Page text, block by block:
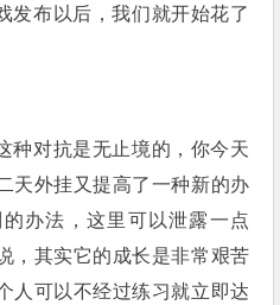
发布以后，我们就开始花了
种对抗是无止境的，你今天
天外挂又提高了一种新的办
办法，这里可以泄露一点
，其实它的成长是非常艰苦
人可以不经过练习就立即达